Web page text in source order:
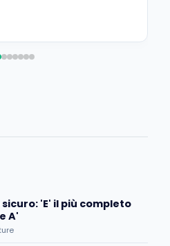
sicuro: 'E' il più completo
A'